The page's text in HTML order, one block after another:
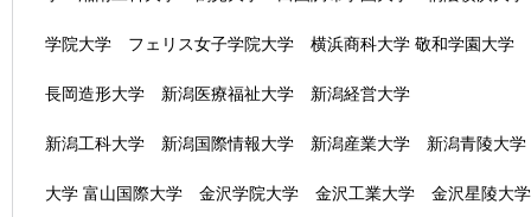
学院大学 フェリス女子学院大学 横浜商科大学 敬和学園大
長岡造形大学 新潟医療福祉大学 新潟経営大学
新潟工科大学 新潟国際情報大学 新潟産業大学 新潟青陵大
大学 富山国際大学 金沢学院大学 金沢工業大学 金沢星陵大